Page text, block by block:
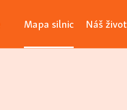
Mapa silnic Náš život